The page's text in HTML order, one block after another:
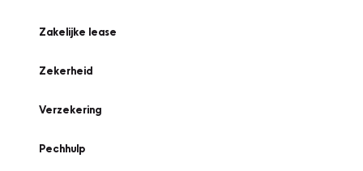
Zakelijke lease
Zekerheid
Verzekering
Pechhulp